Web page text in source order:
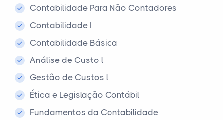
Contabilidade Para Não Contadores
Contabilidade I
Contabilidade Básica
Análise de Custo l
Gestão de Custos l
Ética e Legislação Contábil
Fundamentos da Contabilidade